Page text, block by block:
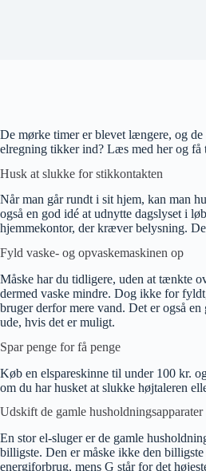
De mørke timer er blevet længere, og
elregning tikker ind? Læs med her og få
Husk at slukke for stikkontakten
Når man går rundt i sit hjem, kan man
også en god idé at udnytte dagslyset i
hjemmekontor, der kræver belysning.
Fyld vaske- og opvaskemaskinen op
Måske har du tidligere, uden at tænkte
dermed vaske mindre. Dog ikke for
bruger derfor mere vand. Det er også
ude, hvis det er muligt.
Spar penge for få penge
Køb en elspareskinne til under 100 kr.
om du har husket at slukke højtaleren
Udskift de gamle husholdningsapparater
En stor el-sluger er de gamle
billigste. Den er måske ikke den
energiforbrug, mens G står for det